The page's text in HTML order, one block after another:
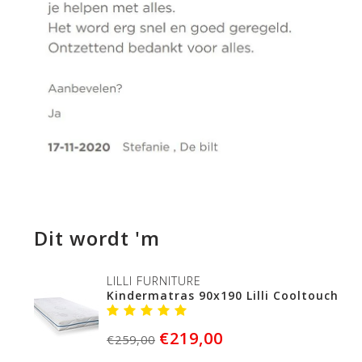
Dit wordt 'm
LILLI FURNITURE
Kindermatras 90x190 Lilli Cooltouch
€259,00 €219,00